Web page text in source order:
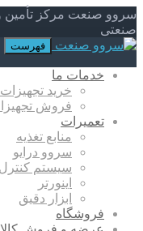
سروو صنعت مرکز تأمین
صنعتی
فهرست
خدمات ما
خرید
فروش
تعمیرات
منابع تغذیه
سروو درایو
سیستم کنترل
اینورتر
ابزار دقیق
فروشگاه